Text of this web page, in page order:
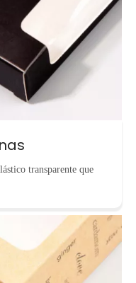
transparente que